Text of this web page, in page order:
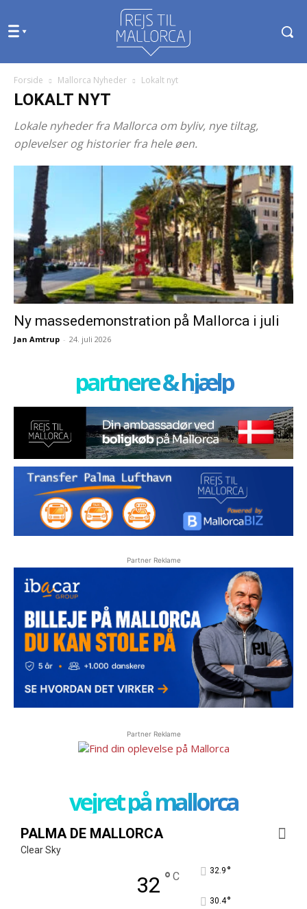
Forside Mallorca Nyheder Lokalt nyt
LOKALT NYT
Lokale nyheder fra Mallorca om byliv, nye tiltag,
oplevelser og historier fra hele øen.
Ny massedemonstration på Mallorca i juli
Jan Amtrup - 24. juli 2026
partnere & hjælp
Partner Reklame
Partner Reklame
vejret på mallorca
PALMA DE MALLORCA
Clear Sky
32 ° C 32.9 °
30.4°